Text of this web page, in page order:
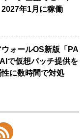
年1月に稼働
ォールOS新版「PA
で仮想パッチ提供を
に数時間で対処